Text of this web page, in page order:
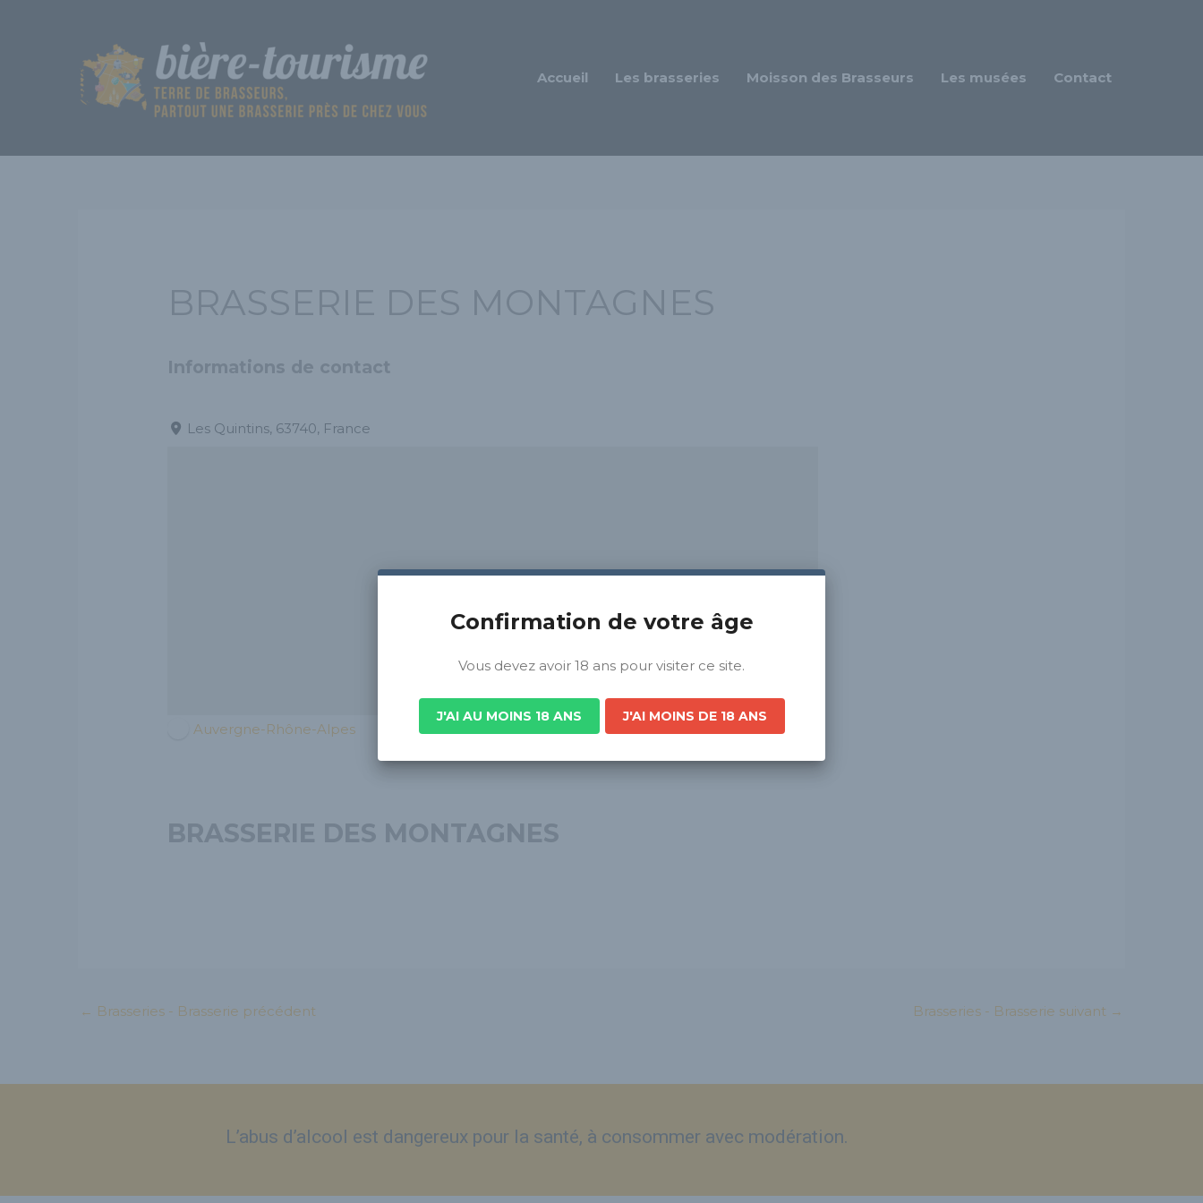
Accueil
Les brasseries Moisson des Brasseurs Les musées Contact
BRASSERIE DES MONTAGNES
Informations de contact
Les Quintins, 63740, France
Auvergne-Rhône-Alpes
BRASSERIE DES MONTAGNES
← Brasseries - Brasserie précédent Brasseries - Brasserie suivant →
L’abus d’alcool est dangereux pour la santé, à consommer avec modération.
Confirmation de votre âge
Vous devez avoir 18 ans pour visiter ce site.
J'AI AU MOINS 18 ANS J'AI MOINS DE 18 ANS